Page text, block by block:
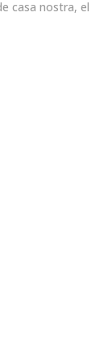
casa nostra, el